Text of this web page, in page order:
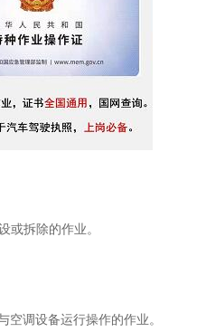
或拆除的作业。
调设备运行操作的作业。